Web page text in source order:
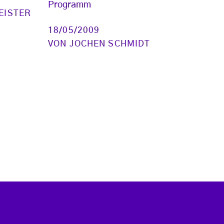
Programm
18/05/2009
VON JOCHEN SCHMIDT